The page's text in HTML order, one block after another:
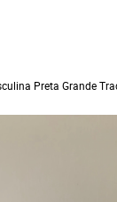
Preta Grande